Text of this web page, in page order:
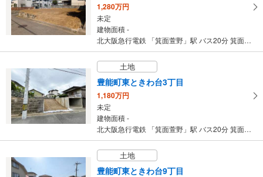
1,280万円
未定
建物面積 -
北大阪急行電鉄 「箕面萱野」駅 バス20分 箕面森町地区センター バス停下車 徒歩30分 ※最寄りの『東ときわ台二丁目』停より『箕面森町地区センター』行バス有り
土地
豊能町東ときわ台3丁目
1,180万円
未定
建物面積 -
北大阪急行電鉄 「箕面萱野」駅 バス20分 箕面森町地区センター バス停下車 徒歩25分 ※最寄りの『東ときわ台二丁目』停より『箕面森町地区センター』行バス有り
土地
豊能町東ときわ台9丁目